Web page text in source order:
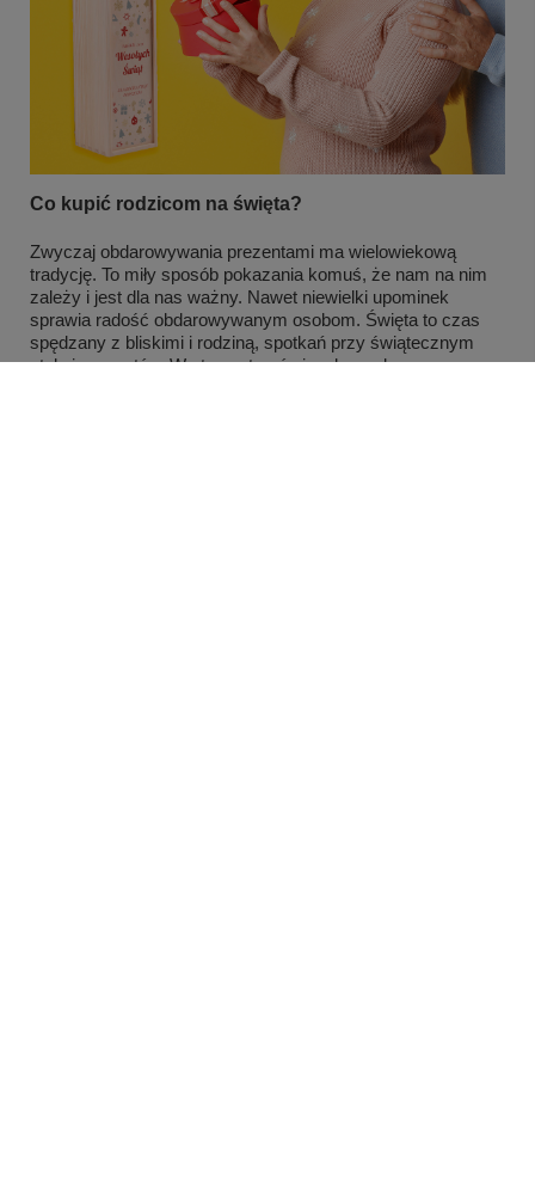
+6
Zobacz więcej
Co kupić rodzicom na święta?
Zwyczaj obdarowywania prezentami ma wielowiekową
tradycję. To miły sposób pokazania komuś, że nam na nim
zależy i jest dla nas ważny. Nawet niewielki upominek
sprawia radość obdarowywanym osobom. Święta to czas
spędzany z bliskimi i rodziną, spotkań przy świątecznym
stole i prezentów. Warto postarać się, aby podarowane